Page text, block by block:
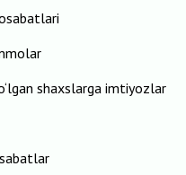
tibbiy xizmatlarni
shaxslarga imtiyozlar